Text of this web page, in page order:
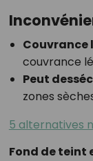
Couvrance
couvrance
Peut
zones
5 alternatives
Fond de teint